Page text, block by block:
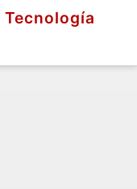
Tecnología